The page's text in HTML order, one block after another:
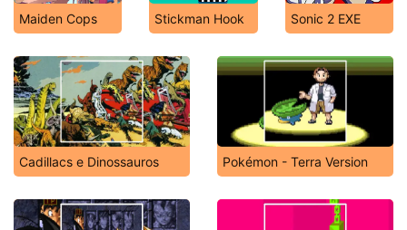
Maiden Cops Stickman Hook Sonic 2 EXE
Cadillacs e Dinossauros Pokémon - Terra Version